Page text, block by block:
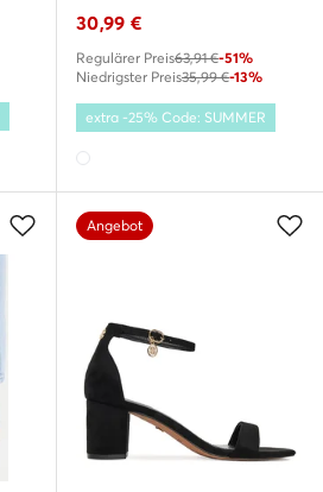
30,99 €
Regulärer Preis63,91 €-51%
Niedrigster Preis35,99 €-13%
extra -25% Code: SUMMER
Angebot